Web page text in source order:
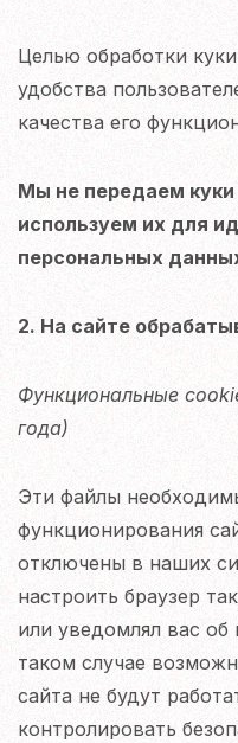
Целью обработки
удобства
качества его
Мы не передаем
используем их для
персональных
2. На сайте
Функциональные
года)
Эти файлы
функционирования
отключены в наших
настроить браузер
или уведомлял вас об
таком случае
сайта не будут
контролировать